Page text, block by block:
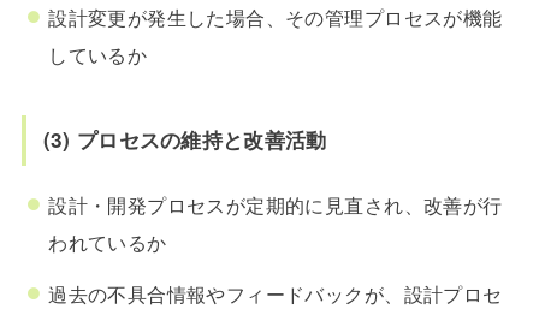
設計変更が発生した場合、その管理プロセスが機能
しているか
(3) プロセスの維持と改善活動
設計・開発プロセスが定期的に見直され、改善が行
われているか
過去の不具合情報やフィードバックが、設計プロセ